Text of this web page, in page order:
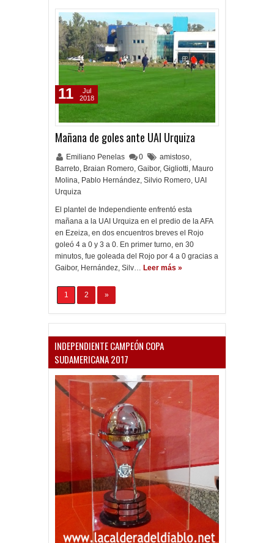
Mañana de goles ante UAI Urquiza
Emiliano Penelas 0 amistoso,
Barreto, Braian Romero, Gaibor, Gigliotti, Mauro
Molina, Pablo Hernández, Silvio Romero, UAI
Urquiza
El plantel de Independiente enfrentó esta
mañana a la UAI Urquiza en el predio de la AFA
en Ezeiza, en dos encuentros breves el Rojo
goleó 4 a 0 y 3 a 0. En primer turno, en 30
minutos, fue goleada del Rojo por 4 a 0 gracias a
Gaibor, Hernández, Silv… Leer más »
11
Jul
2018
1 2 »
INDEPENDIENTE CAMPEÓN COPA
SUDAMERICANA 2017